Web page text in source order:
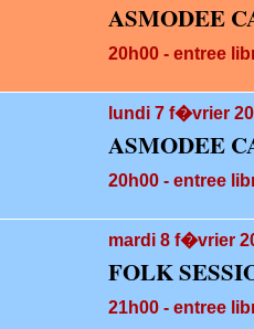
ASMODEE
20h00 - entree
lundi 7 f�vrier
ASMODEE
20h00 - entree
mardi 8 f�vrier
FOLK
21h00 - entree